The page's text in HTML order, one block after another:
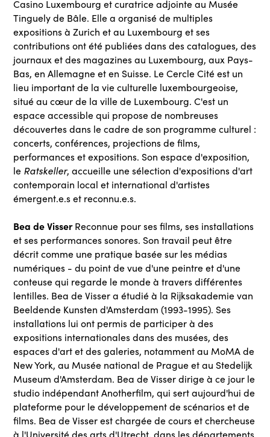
Casino Luxembourg et curatrice adjointe au Musée
Tinguely de Bâle. Elle a organisé de multiples
expositions à Zurich et au Luxembourg et ses
contributions ont été publiées dans des catalogues, des
journaux et des magazines au Luxembourg, aux Pays-
Bas, en Allemagne et en Suisse. Le Cercle Cité est un
lieu important de la vie culturelle luxembourgeoise,
situé au cœur de la ville de Luxembourg. C'est un
espace accessible qui propose de nombreuses
découvertes dans le cadre de son programme culturel :
concerts, conférences, projections de films,
performances et expositions. Son espace d'exposition,
le Ratskeller, accueille une sélection d'expositions d'art
contemporain local et international d'artistes
émergent.e.s et reconnu.e.s.
Bea de VisserReconnue pour ses films, ses installations
et ses performances sonores. Son travail peut être
décrit comme une pratique basée sur les médias
numériques - du point de vue d'une peintre et d'une
conteuse qui regarde le monde à travers différentes
lentilles. Bea de Visser a étudié à la Rĳksakademie van
Beeldende Kunsten d'Amsterdam (1993-1995). Ses
installations lui ont permis de participer à des
expositions internationales dans des musées, des
espaces d'art et des galeries, notamment au MoMA de
New York, au Musée national de Prague et au Stedelĳk
Museum d'Amsterdam. Bea de Visser dirige à ce jour le
studio indépendant Anotherfilm, qui sert aujourd'hui de
plateforme pour le développement de scénarios et de
films. Bea de Visser est chargée de cours et chercheuse
à l'Université des arts d'Utrecht, dans les départements